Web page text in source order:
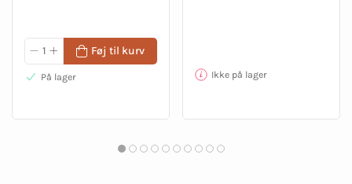
Føj til kurv
På lager Ikke på lager